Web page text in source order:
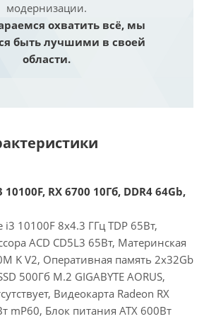
модернизации.
охватить всё, мы
быть лучшими в своей
области.
RX 6700 10Гб, DDR4 64Gb,
i3 10100F 8x4.3 ГГц TDP 65Вт,
ACD CD5L3 65Вт, Материнская
K V2, Оперативная память 2x32Gb
500Гб M.2 GIGABYTE AORUS,
Видеокарта Radeon RX
mP60, Блок питания ATX 600Вт